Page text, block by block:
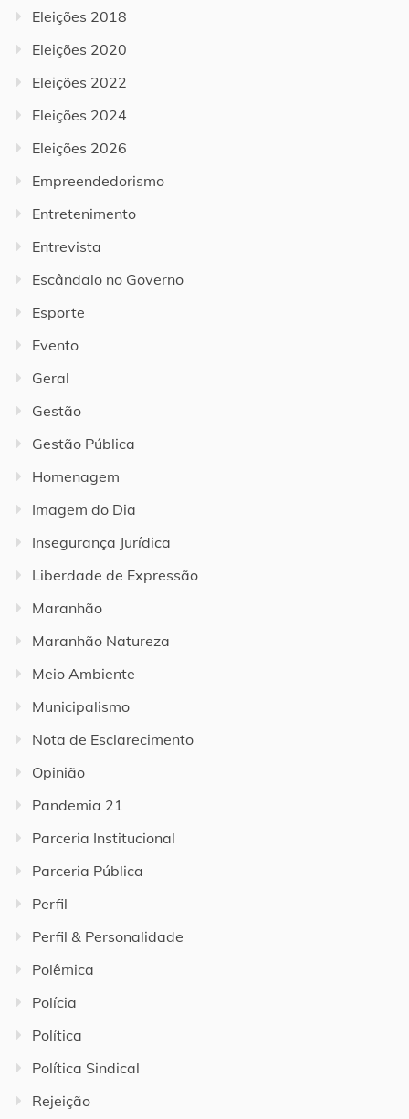
Eleições 2018
Eleições 2020
Eleições 2022
Eleições 2024
Eleições 2026
Empreendedorismo
Entretenimento
Entrevista
Escândalo no Governo
Esporte
Evento
Geral
Gestão
Gestão Pública
Homenagem
Imagem do Dia
Insegurança Jurídica
Liberdade de Expressão
Maranhão
Maranhão Natureza
Meio Ambiente
Municipalismo
Nota de Esclarecimento
Opinião
Pandemia 21
Parceria Institucional
Parceria Pública
Perfil
Perfil & Personalidade
Polêmica
Polícia
Política
Política Sindical
Rejeição